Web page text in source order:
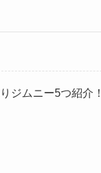
ジムニー5つ紹介！